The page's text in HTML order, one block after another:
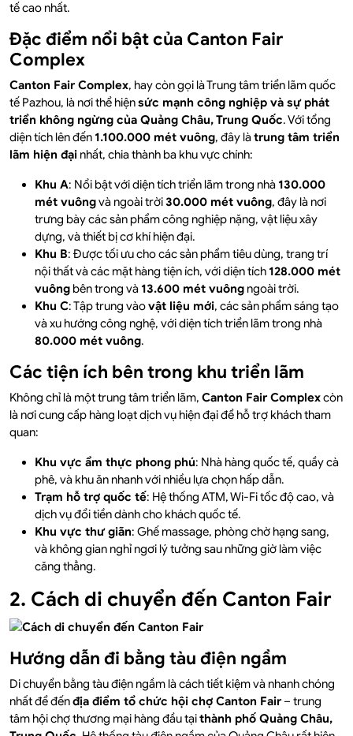
tế cao nhất.
Đặc điểm nổi bật của Canton Fair
Complex
Canton Fair Complex, hay còn gọi là Trung tâm triển lãm quốc
tế Pazhou, là nơi thể hiệnsức mạnh công nghiệp và sự phát
triển không ngừng của Quảng Châu, Trung Quốc. Với tổng
diện tích lên đến 1.100.000 mét vuông, đây làtrung tâm triển
lãm hiện đại nhất, chia thành ba khu vực chính:
Khu A: Nổi bật với diện tích triển lãm trong nhà 130.000
mét vuôngvà ngoài trời30.000 mét vuông, đây là nơi
trưng bày các sản phẩm công nghiệp nặng, vật liệu xây
dựng, và thiết bị cơ khí hiện đại.
Khu B: Được tối ưu cho các sản phẩm tiêu dùng, trang trí
nội thất và các mặt hàng tiện ích, với diện tích 128.000 mét
vuông bên trong và 13.600 mét vuông ngoài trời.
Khu C: Tập trung vàovật liệu mới, các sản phẩm sáng tạo
và xu hướng công nghệ, với diện tích triển lãm trong nhà
80.000 mét vuông.
Các tiện ích bên trong khu triển lãm
Không chỉ là một trung tâm triển lãm, Canton Fair Complexcòn
là nơi cung cấp hàng loạt dịch vụ hiện đại để hỗ trợ khách tham
quan:
Khu vực ẩm thực phong phú: Nhà hàng quốc tế, quầy cà
phê, và khu ăn nhanh với nhiều lựa chọn hấp dẫn.
Trạm hỗ trợ quốc tế: Hệ thống ATM, Wi-Fi tốc độ cao, và
dịch vụ đổi tiền dành cho khách quốc tế.
Khu vực thư giãn: Ghế massage, phòng chờ hạng sang,
và không gian nghỉ ngơi lý tưởng sau những giờ làm việc
căng thẳng.
2. Cách di chuyển đến Canton Fair
Hướng dẫn đi bằng tàu điện ngầm
Di chuyển bằng tàu điện ngầm là cách tiết kiệm và nhanh chóng
nhất để đếnđịa điểm tổ chức hội chợ Canton Fair – trung
tâm hội chợ thương mại hàng đầu tạithành phố Quảng Châu,